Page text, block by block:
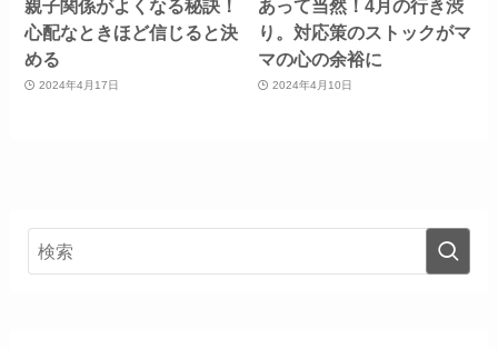
親子関係がよくなる秘訣！
心配なときほど信じると決
める
2024年4月17日
あって当然！4月の行き渋
り。対応策のストックがマ
マの心の余裕に
2024年4月10日